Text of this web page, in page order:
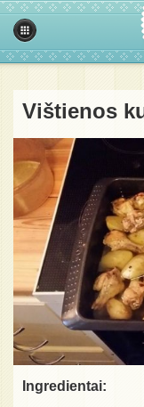
Vištienos
Ingredientai: